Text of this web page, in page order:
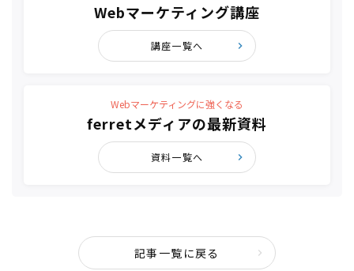
Webマーケティング講座
講座一覧へ
Webマーケティングに強くなる
ferretメディアの最新資料
資料一覧へ
記事一覧に戻る